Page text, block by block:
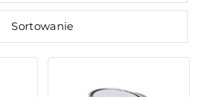
Sortowanie